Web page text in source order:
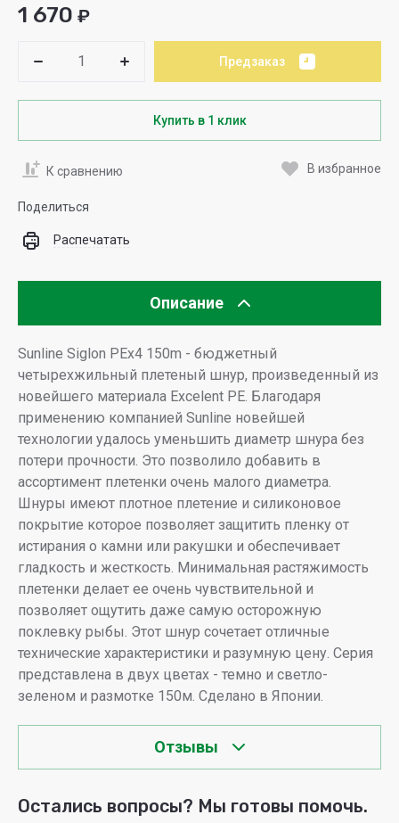
1 670 ₽
Предзаказ
Купить в 1 клик
К сравнению В избранное
Поделиться
Распечатать
Описание
Sunline Siglon PEx4 150m - бюджетный
четырехжильный плетеный шнур, произведенный из
новейшего материала Excelent PE. Благодаря
применению компанией Sunline новейшей
технологии удалось уменьшить диаметр шнура без
потери прочности. Это позволило добавить в
ассортимент плетенки очень малого диаметра.
Шнуры имеют плотное плетение и силиконовое
покрытие которое позволяет защитить пленку от
истирания о камни или ракушки и обеспечивает
гладкость и жесткость. Минимальная растяжимость
плетенки делает ее очень чувствительной и
позволяет ощутить даже самую осторожную
поклевку рыбы. Этот шнур сочетает отличные
технические характеристики и разумную цену. Серия
представлена в двух цветах - темно и светло-
зеленом и размотке 150м. Сделано в Японии.
Отзывы
Остались вопросы? Мы готовы помочь.